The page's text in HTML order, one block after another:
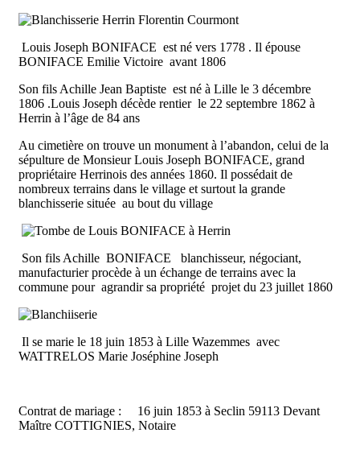
Louis Joseph BONIFACE est né vers 1778 . Il épouse
BONIFACE Emilie Victoire avant 1806
Son fils Achille Jean Baptiste est né à Lille le 3 décembre
1806 .Louis Joseph décède rentier le 22 septembre 1862 à
Herrin à l’âge de 84 ans
Au cimetière on trouve un monument à l’abandon, celui de la
sépulture de Monsieur Louis Joseph BONIFACE, grand
propriétaire Herrinois des années 1860. Il possédait de
nombreux terrains dans le village et surtout la grande
blanchisserie située au bout du village
Son fils Achille BONIFACE blanchisseur, négociant,
manufacturier procède à un échange de terrains avec la
commune pour agrandir sa propriété projet du 23 juillet 1860
Il se marie le 18 juin 1853 à Lille Wazemmes avec
WATTRELOS Marie Joséphine Joseph
Contrat de mariage : 16 juin 1853 à Seclin 59113 Devant
Maître COTTIGNIES, Notaire